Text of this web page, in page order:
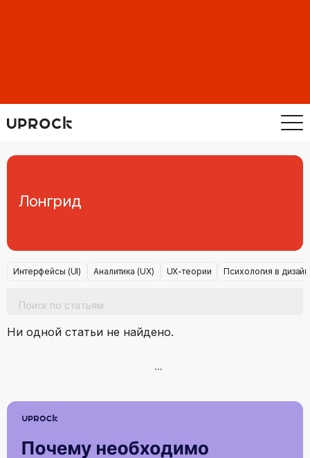
Интерфейсы (UI) Аналитика (UX) UX-теории Психология в
Лонгрид
Ни одной статьи не найдено.
...